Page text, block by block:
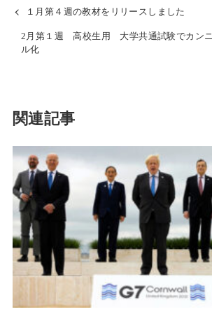
１月第４週の教材をリリースしました
2月第１週 高校生用 大学共通試験でカンニ
ル化
関連記事